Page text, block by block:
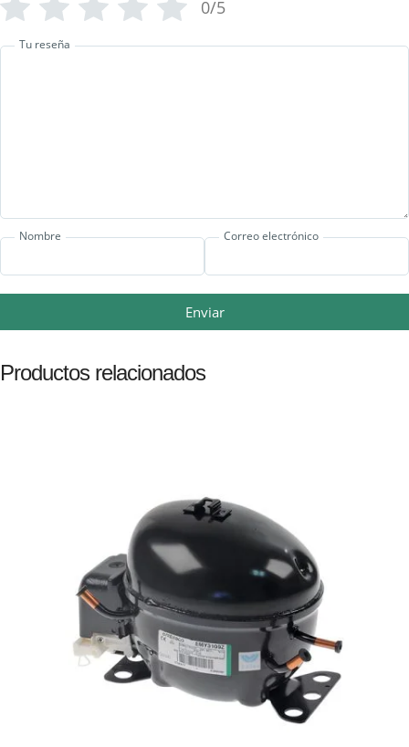
0/5
Tu reseña
Nombre Correo electrónico
Enviar
Productos relacionados